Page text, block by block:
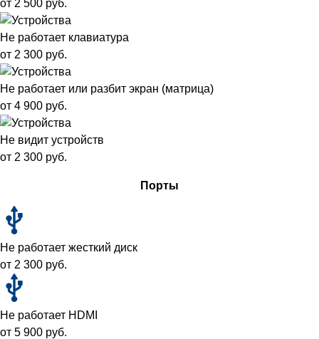
от 2 500 руб.
Не работает клавиатура
от 2 300 руб.
Не работает или разбит экран (матрица)
от 4 900 руб.
Не видит устройств
от 2 300 руб.
Порты
Не работает жесткий диск
от 2 300 руб.
Не работает HDMI
от 5 900 руб.